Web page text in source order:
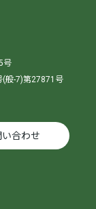
号
(般-7)第27871号
い合わせ